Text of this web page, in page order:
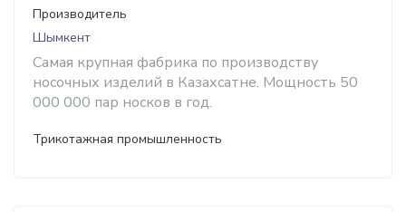
Производитель
Шымкент
Самая крупная фабрика по производству
носочных изделий в Казахсатне. Мощность 50
000 000 пар носков в год.
Трикотажная промышленность